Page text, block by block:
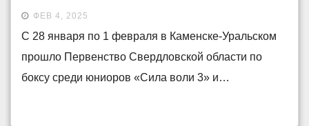
ФЕВ 4, 2025
С 28 января по 1 февраля в Каменске-Уральском
прошло Первенство Свердловской области по
боксу среди юниоров «Сила воли 3» и…